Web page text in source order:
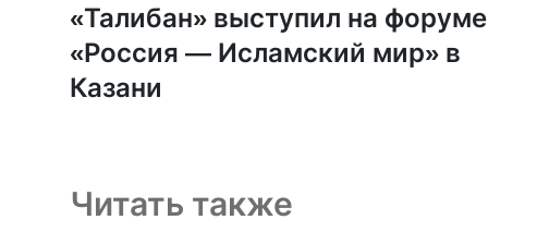
«Талибан» выступил на форуме
«Россия — Исламский мир» в
Казани
Читать также